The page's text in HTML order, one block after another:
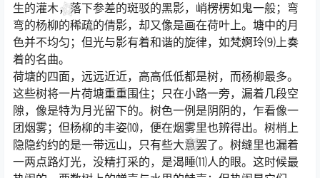
生的灌木，落下参差的斑驳的黑影，峭楞楞如鬼一般；弯
弯的杨柳的稀疏的倩影，却又像是画在荷叶上。塘中的月
色并不均匀；但光与影有着和谐的旋律，如梵婀玲⑼上奏
着的名曲。
荷塘的四面，远远近近，高高低低都是树，而杨柳最多。
这些树将一片荷塘重重围住；只在小路一旁，漏着几段空
隙，像是特为月光留下的。树色一例是阴阴的，乍看像一
团烟雾；但杨柳的丰姿⑽，便在烟雾里也辨得出。树梢上
隐隐约约的是一带远山，只有些大意罢了。树缝里也漏着
一两点路灯光，没精打采的，是渴睡⑾人的眼。这时候最